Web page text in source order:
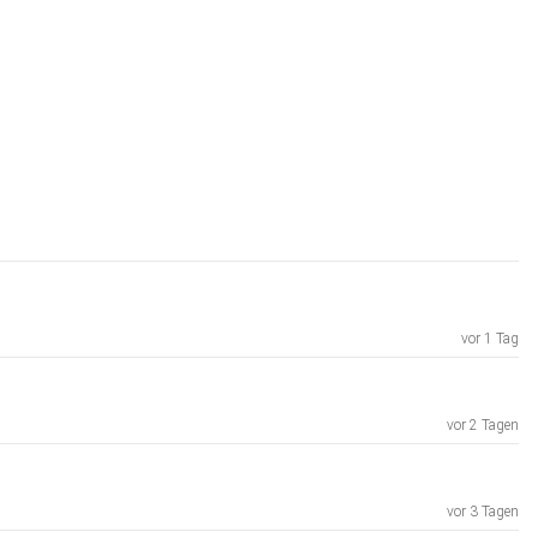
vor 1 Tag
vor 2 Tagen
vor 3 Tagen